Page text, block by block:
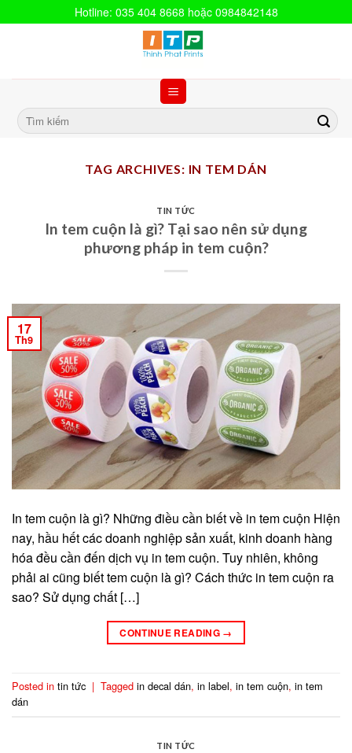
Hotline: 035 404 8668 hoặc 0984842148
TAG ARCHIVES: IN TEM DÁN
TIN TỨC
In tem cuộn là gì? Tại sao nên sử dụng
phương pháp in tem cuộn?
17
Th9
In tem cuộn là gì? Những điều cần biết về in tem cuộn Hiện
nay, hầu hết các doanh nghiệp sản xuất, kinh doanh hàng
hóa đều cần đến dịch vụ in tem cuộn. Tuy nhiên, không
phải ai cũng biết tem cuộn là gì? Cách thức in tem cuộn ra
sao? Sử dụng chất […]
CONTINUE READING →
Posted in tin tức | Tagged in decal dán, in label, in tem cuộn, in tem
dán
TIN TỨC